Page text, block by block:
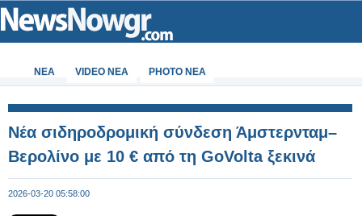
ΝΕΑ VIDEO NEA PHOTO NEA
Νέα σιδηροδρομική σύνδεση Άμστερνταμ–
Βερολίνο με 10 € από τη GoVolta ξεκινά
2026-03-20 05:58:00